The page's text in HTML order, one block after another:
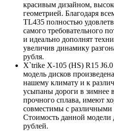
красивым дизайном,
геометрией. Благодаря
TL435 полностью
самого требовательного
и идеально дополнят
увеличив динамику
рубля.
X`trike X-105 (HS) R15
модель дисков
нашему климату и к
усыпаны дороги в зимнее
прочного сплава, имеют
совместимы с
Стоимость данной модели
рублей.